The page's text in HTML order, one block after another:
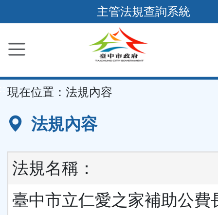
到
要
容
區
主管法規查詢系統
現在位置： 法規內容
法規內容
法規名稱：
臺中市立仁愛之家補助公費